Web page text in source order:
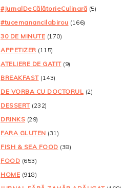
#JurnalDeCălătorieCulinară (5)
#tucemanancilabirou (166)
30 DE MINUTE (170)
APPETIZER (115)
ATELIERE DE GATIT(9)
BREAKFAST(143)
DE VORBA CU DOCTORUL (2)
DESSERT(232)
DRINKS (29)
FARA GLUTEN (31)
FISH & SEA FOOD (38)
FOOD (653)
HOME (918)